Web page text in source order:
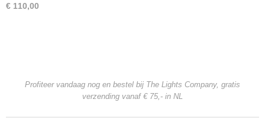
€ 110,00
Profiteer vandaag nog en bestel bij The Lights Company, gratis
verzending vanaf € 75,- in NL